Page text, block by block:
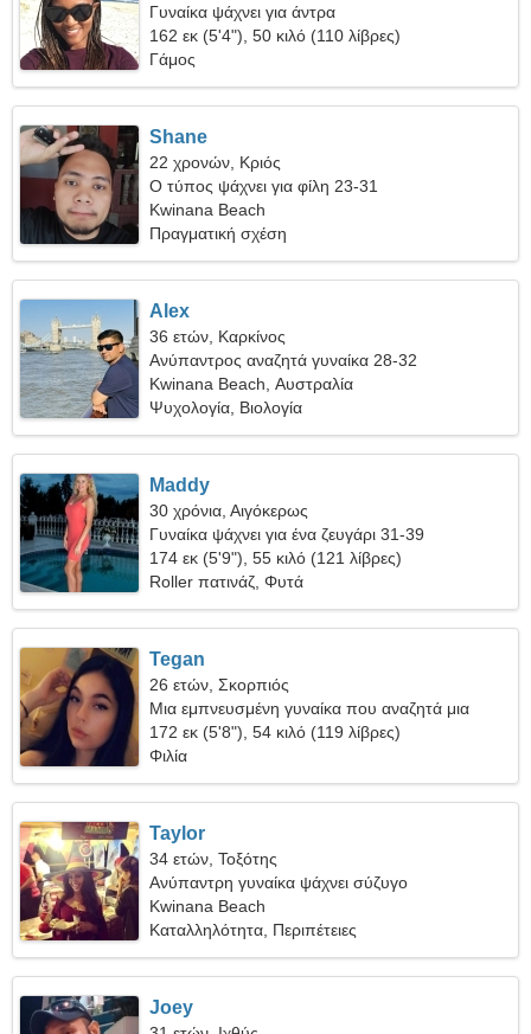
Γυναίκα ψάχνει για άντρα
162 εκ (5'4"), 50 κιλό (110 λίβρες)
Γάμος
Shane
22 χρονών, Κριός
Ο τύπος ψάχνει για φίλη 23-31
Kwinana Beach
Πραγματική σχέση
Alex
36 ετών, Καρκίνος
Ανύπαντρος αναζητά γυναίκα 28-32
Kwinana Beach, Αυστραλία
Ψυχολογία, Βιολογία
Maddy
30 χρόνια, Αιγόκερως
Γυναίκα ψάχνει για ένα ζευγάρι 31-39
174 εκ (5'9"), 55 κιλό (121 λίβρες)
Roller πατινάζ, Φυτά
Tegan
26 ετών, Σκορπιός
Μια εμπνευσμένη γυναίκα που αναζητά μια
μακροχρόνια σχέση
172 εκ (5'8"), 54 κιλό (119 λίβρες)
Φιλία
Taylor
34 ετών, Τοξότης
Ανύπαντρη γυναίκα ψάχνει σύζυγο
Kwinana Beach
Καταλληλότητα, Περιπέτειες
Joey